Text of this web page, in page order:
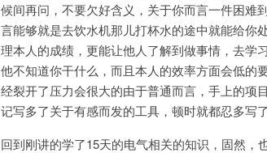
候间再问，不要欠好含义，关于你而言一件困难
言能够就是去饮水机那儿打杯水的途中就能给你
理本人的成绩，更能让他人了解到做事情，去学
他不知道你干什么，而且本人的效率方面会低的
经裂开了压力会很大的由于普通而言，手上的
记写多了关于有感而发的工具，顿时就都忍多写了
回到刚讲的学了15天的电气相关的知识，固然